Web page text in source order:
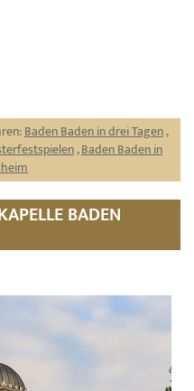
Baden Baden in drei Tagen,
,Baden Baden in
BADEN